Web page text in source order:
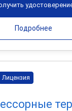
Подробнее
Лицензия